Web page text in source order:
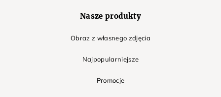
Nasze produkty
Obraz z własnego zdjęcia
Najpopularniejsze
Promocje